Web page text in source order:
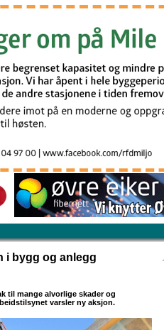
i bygg og anlegg
til mange alvorlige skader og
varsler ny aksjon.